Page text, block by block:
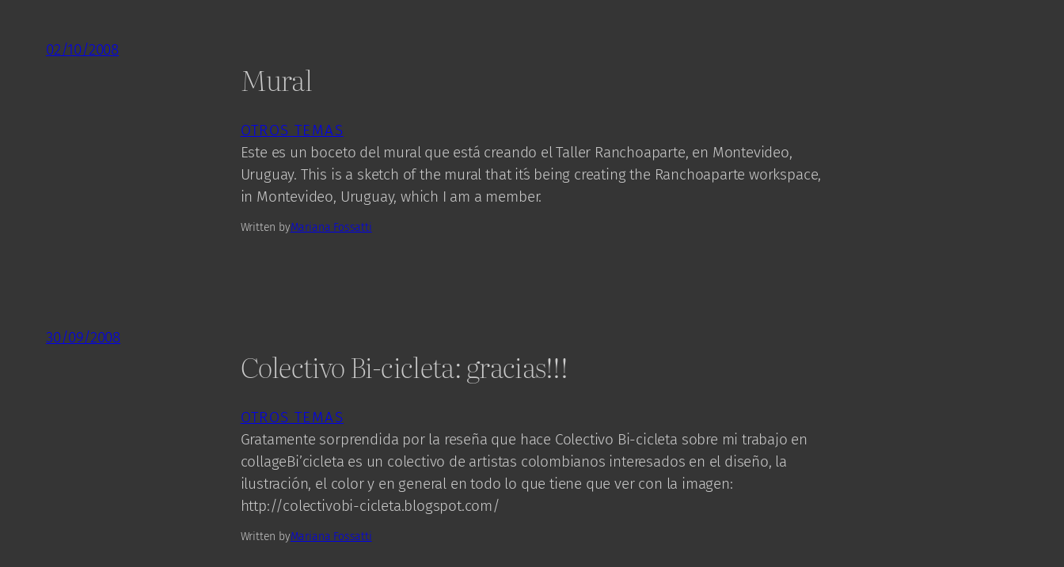
02/10/2008
Mural
OTROS TEMAS
Este es un boceto del mural que está creando el Taller Ranchoaparte, en Montevideo,
Uruguay. This is a sketch of the mural that it´s being creating the Ranchoaparte workspace,
in Montevideo, Uruguay, which I am a member.
Written byMariana Fossatti
30/09/2008
Colectivo Bi-cicleta: gracias!!!
OTROS TEMAS
Gratamente sorprendida por la reseña que hace Colectivo Bi-cicleta sobre mi trabajo en
collageBi’cicleta es un colectivo de artistas colombianos interesados en el diseño, la
ilustración, el color y en general en todo lo que tiene que ver con la imagen:
http://colectivobi-cicleta.blogspot.com/
Written byMariana Fossatti